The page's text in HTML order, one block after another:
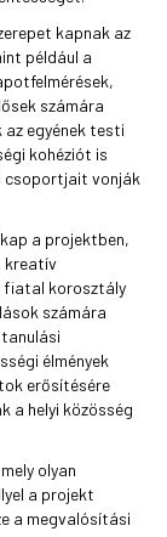
kapnak az
például a
számára
egyének testi
kohéziót is
csoportjait vonják
a projektben,
kreatív
fiatal korosztály
számára
élmények
erősítésére
a helyi közösség
olyan
a projekt
a megvalósítási